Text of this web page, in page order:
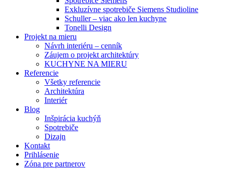
Exkluzívne spotrebiče Siemens Studioline
Schuller – viac ako len kuchyne
Tonelli Design
Projekt na mieru
Návrh interiéru – cenník
Záujem o projekt architektúry
KUCHYNE NA MIERU
Referencie
Všetky referencie
Architektúra
Interiér
Blog
Inšpirácia kuchýň
Spotrebiče
Dizajn
Kontakt
Prihlásenie
Zóna pre partnerov